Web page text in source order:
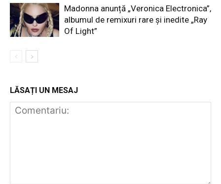
Madonna anunță „Veronica Electronica”,
albumul de remixuri rare și inedite „Ray
Of Light”
LĂSAȚI UN MESAJ